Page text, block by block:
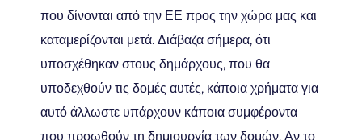
που δίνονται από την ΕΕ προς την χώρα μας και
καταμερίζονται μετά. Διάβαζα σήμερα, ότι
υποσχέθηκαν στους δημάρχους, που θα
υποδεχθούν τις δομές αυτές, κάποια χρήματα για
αυτό άλλωστε υπάρχουν κάποια συμφέροντα
που προωθούν τη δημιουργία των δομών. Αν το